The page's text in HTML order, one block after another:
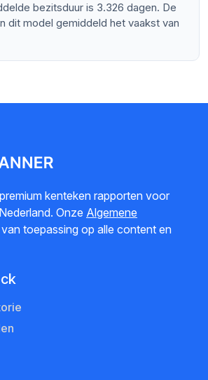
bezitsduur is 3.326 dagen. De
dit model gemiddeld het vaakst van
kenteken rapporten voor
Onze Algemene
van toepassing op alle content en